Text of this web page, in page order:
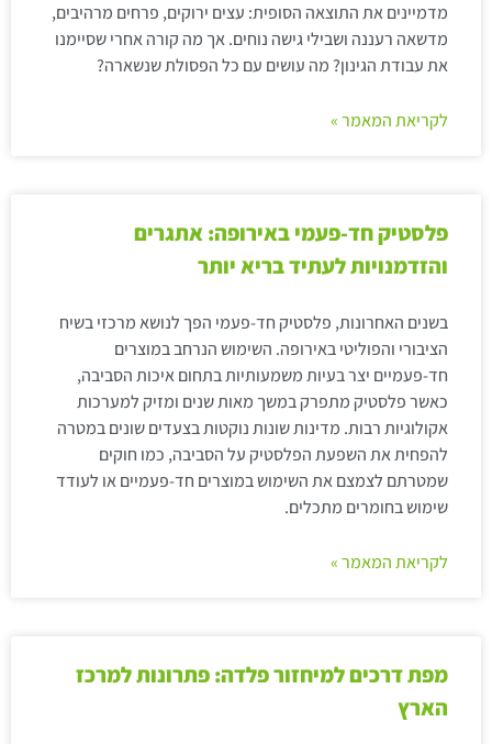
מדמיינים את התוצאה הסופית: עצים ירוקים, פרחים מרהיבים,
מדשאה רעננה ושבילי גישה נוחים. אך מה קורה אחרי שסיימנו
את עבודת הגינון? מה עושים עם כל הפסולת שנשארה?
לקריאת המאמר »
פלסטיק חד-פעמי באירופה: אתגרים
והזדמנויות לעתיד בריא יותר
בשנים האחרונות, פלסטיק חד-פעמי הפך לנושא מרכזי בשיח
הציבורי והפוליטי באירופה. השימוש הנרחב במוצרים
חד-פעמיים יצר בעיות משמעותיות בתחום איכות הסביבה,
כאשר פלסטיק מתפרק במשך מאות שנים ומזיק למערכות
אקולוגיות רבות. מדינות שונות נוקטות בצעדים שונים במטרה
להפחית את השפעת הפלסטיק על הסביבה, כמו חוקים
שמטרתם לצמצם את השימוש במוצרים חד-פעמיים או לעודד
שימוש בחומרים מתכלים.
לקריאת המאמר »
מפת דרכים למיחזור פלדה: פתרונות למרכז
הארץ